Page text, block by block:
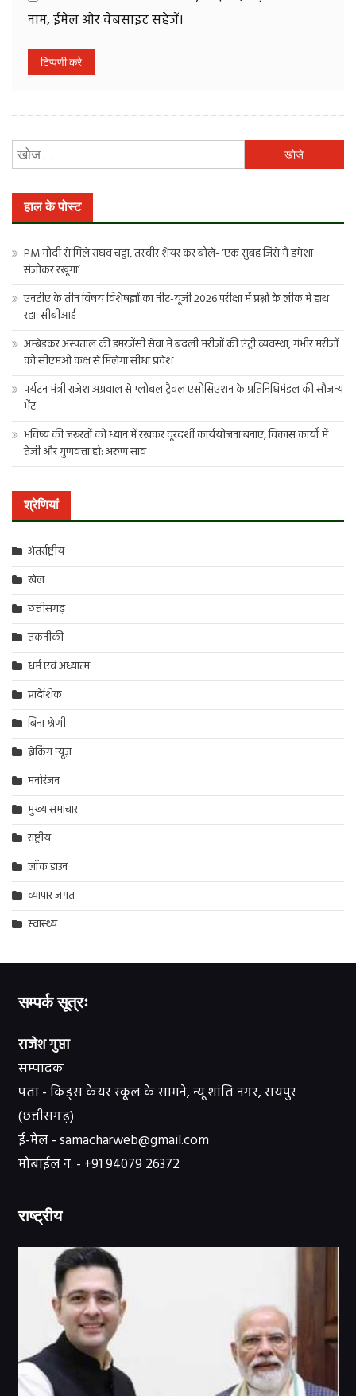
नाम, ईमेल और वेबसाइट सहेजें।
को
हाल के पोस्ट
PM मोदी से मिले राघव चड्ढा, तस्वीर शेयर कर बोले- ‘एक सुबह जिसे मैं हमेशा
संजोकर रखूंगा’
एनटीए के तीन विषय विशेषज्ञों का नीट-यूजी 2026 परीक्षा में प्रश्नों के लीक में हाथ
रहा: सीबीआई
अम्बेडकर अस्पताल की इमरजेंसी सेवा में बदली मरीजों की एंट्री व्यवस्था, गंभीर मरीजों
को सीएमओ कक्ष से मिलेगा सीधा प्रवेश
पर्यटन मंत्री राजेश अग्रवाल से ग्लोबल ट्रैवल एसोसिएशन के प्रतिनिधिमंडल की सौजन्य
भेंट
भविष्य की जरूरतों को ध्यान में रखकर दूरदर्शी कार्ययोजना बनाएं, विकास कार्यों में
तेजी और गुणवत्ता हो: अरुण साव
श्रेणियां
अंतर्राष्ट्रीय
खेल
छत्तीसगढ़
तकनीकी
धर्म एवं अध्यात्म
प्रादेशिक
बिना श्रेणी
ब्रेकिंग न्यूज़
मनोरंजन
मुख्य समाचार
राष्ट्रीय
लॉक डाउन
व्यापार जगत
स्वास्थ्य
सम्पर्क सूत्रः
राजेश गुप्ता
सम्पादक
पता - किड्स केयर स्कूल के सामने, न्यू शांति नगर, रायपुर
(छत्तीसगढ़)
ई-मेल - samacharweb@gmail.com
मोबाईल न. - +91 94079 26372
राष्ट्रीय